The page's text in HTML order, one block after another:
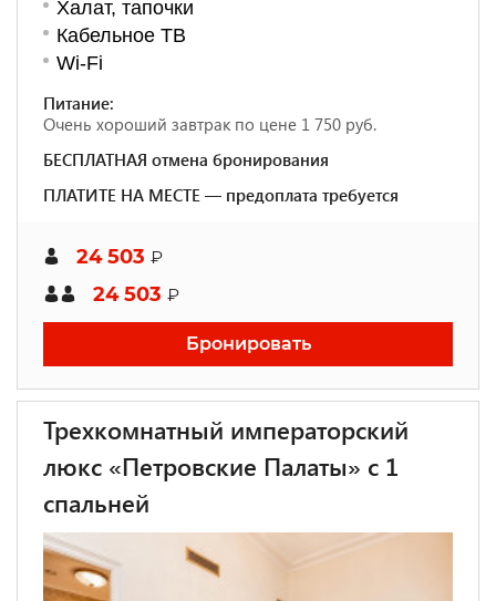
Халат, тапочки
Кабельное ТВ
Wi-Fi
Питание:
Очень хороший завтрак по цене 1 750 руб.
БЕСПЛАТНАЯ отмена бронирования
ПЛАТИТЕ НА МЕСТЕ — предоплата требуется
24 503 ₽
24 503 ₽
Бронировать
Трехкомнатный императорский
люкс «Петровские Палаты» с 1
спальней